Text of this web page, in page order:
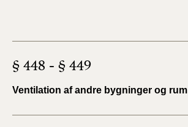
§ 448 - § 449
Ventilation af andre bygninger og rum